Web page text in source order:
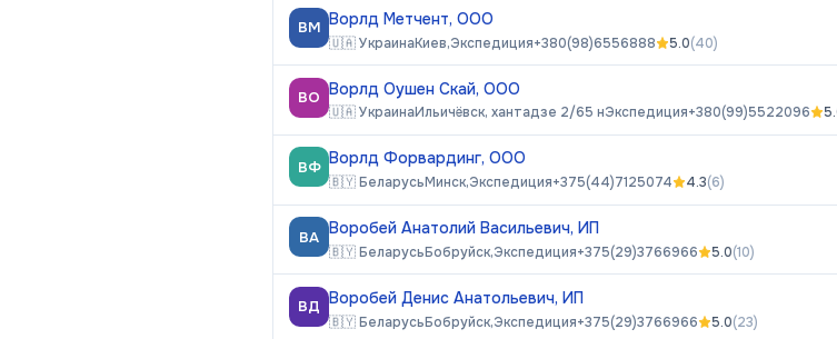
ВМ Ворлд Метчент, ООО
🇺🇦УкраинаКиев,Экспедиция+380(98)6556888 5.0(40)
ВО Ворлд Оушен Скай, ООО
🇺🇦УкраинаИльичёвск, хантадзе 2/65 нЭкспедиция+380(99)5522096
ВФ Ворлд Форвардинг, ООО
🇧🇾БеларусьМинск,Экспедиция+375(44)7125074 4.3(6)
ВА Воробей Анатолий Васильевич, ИП
🇧🇾БеларусьБобруйск,Экспедиция+375(29)3766966 5.0(10)
ВД Воробей Денис Анатольевич, ИП
🇧🇾БеларусьБобруйск,Экспедиция+375(29)3766966 5.0(23)